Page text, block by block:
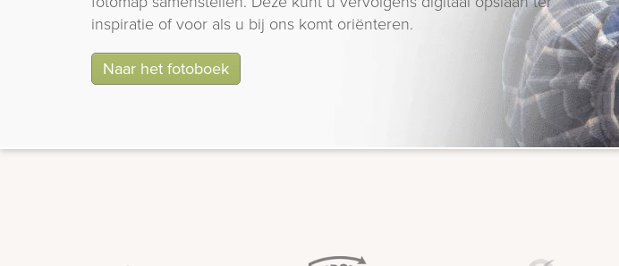
inspiratie of voor als u bij ons komt oriënteren.
Naar het fotoboek